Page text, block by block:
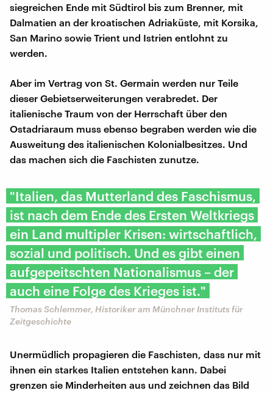
siegreichen Ende mit Südtirol bis zum Brenner, mit
Dalmatien an der kroatischen Adriaküste, mit Korsika,
San Marino sowie Trient und Istrien entlohnt zu
werden.
Aber im Vertrag von St. Germain werden nur Teile
dieser Gebietserweiterungen verabredet. Der
italienische Traum von der Herrschaft über den
Ostadriaraum muss ebenso begraben werden wie die
Ausweitung des italienischen Kolonialbesitzes. Und
das machen sich die Faschisten zunutze.
"Italien, das Mutterland des Faschismus,
ist nach dem Ende des Ersten Weltkriegs
ein Land multipler Krisen: wirtschaftlich,
sozial und politisch. Und es gibt einen
aufgepeitschten Nationalismus – der
auch eine Folge des Krieges ist."
Thomas Schlemmer, Historiker am Münchner Instituts für
Zeitgeschichte
Unermüdlich propagieren die Faschisten, dass nur mit
ihnen ein starkes Italien entstehen kann. Dabei
grenzen sie Minderheiten aus und zeichnen das Bild